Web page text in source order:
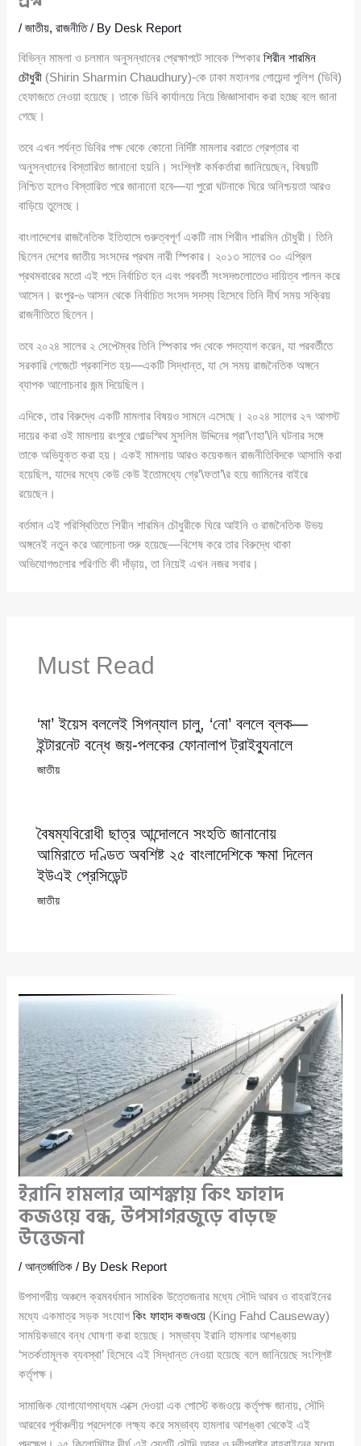
/জাতীয়,রাজনীতি/ By Desk Report
বিভিন্ন মামলা ও চলমান অনুসন্ধানের প্রেক্ষাপটে সাবেক স্পিকারশিরীন শারমিন
চৌধুরী (Shirin Sharmin Chaudhury)-কে ঢাকা মহানগর গোয়েন্দা পুলিশ (ডিবি)
হেফাজতে নেওয়া হয়েছে। তাকে ডিবি কার্যালয়ে নিয়ে জিজ্ঞাসাবাদ করা হচ্ছে বলে জানা
গেছে।
তবে এখন পর্যন্ত ডিবির পক্ষ থেকে কোনো নির্দিষ্ট মামলার বরাতে গ্রেপ্তার বা
অনুসন্ধানের বিস্তারিত জানানো হয়নি। সংশ্লিষ্ট কর্মকর্তারা জানিয়েছেন, বিষয়টি
নিশ্চিত হলেও বিস্তারিত পরে জানানো হবে—যা পুরো ঘটনাকে ঘিরে অনিশ্চয়তা আরও
বাড়িয়ে তুলেছে।
বাংলাদেশের রাজনৈতিক ইতিহাসে গুরুত্বপূর্ণ একটি নাম শিরীন শারমিন চৌধুরী। তিনি
ছিলেন দেশের জাতীয় সংসদের প্রথম নারী স্পিকার। ২০১৩ সালের ৩০ এপ্রিল
প্রথমবারের মতো এই পদে নির্বাচিত হন এবং পরবর্তী সংসদগুলোতেও দায়িত্ব পালন করে
আসেন। রংপুর-৬ আসন থেকে নির্বাচিত সংসদ সদস্য হিসেবে তিনি দীর্ঘ সময় সক্রিয়
রাজনীতিতে ছিলেন।
তবে ২০২৪ সালের ২ সেপ্টেম্বর তিনি স্পিকার পদ থেকে পদত্যাগ করেন, যা পরবর্তীতে
সরকারি গেজেটে প্রকাশিত হয়—একটি সিদ্ধান্ত, যা সে সময় রাজনৈতিক অঙ্গনে
ব্যাপক আলোচনার জন্ম দিয়েছিল।
এদিকে, তার বিরুদ্ধে একটি মামলার বিষয়ও সামনে এসেছে। ২০২৪ সালের ২৭ আগস্ট
দায়ের করা ওই মামলায় রংপুরে গোল্ডস্মিথ মুসলিম উদ্দিনের প্রা’\ণহা’\নি ঘটনার সঙ্গে
তাকে অভিযুক্ত করা হয়। একই মামলায় আরও কয়েকজন রাজনীতিবিদকে আসামি করা
হয়েছিল, যাদের মধ্যে কেউ কেউ ইতোমধ্যে গ্রে’\ফতা’\র হয়ে জামিনের বাইরে
রয়েছেন।
বর্তমান এই পরিস্থিতিতে শিরীন শারমিন চৌধুরীকে ঘিরে আইনি ও রাজনৈতিক উভয়
অঙ্গনেই নতুন করে আলোচনা শুরু হয়েছে—বিশেষ করে তার বিরুদ্ধে থাকা
অভিযোগগুলোর পরিণতি কী দাঁড়ায়, তা নিয়েই এখন নজর সবার।
Must Read
‘মা’ ইয়েস বললেই সিগন্যাল চালু, ‘নো’ বললে ব্লক—
ইন্টারনেট বন্ধে জয়-পলকের ফোনালাপ ট্রাইব্যুনালে
জাতীয়
বৈষম্যবিরোধী ছাত্র আন্দোলনে সংহতি জানানোয়
আমিরাতে দণ্ডিত অবশিষ্ট ২৫ বাংলাদেশিকে ক্ষমা দিলেন
ইউএই প্রেসিডেন্ট
জাতীয়
ইরানি হামলার আশঙ্কায় কিং ফাহাদ
কজওয়ে বন্ধ, উপসাগরজুড়ে বাড়ছে
উত্তেজনা
/আন্তর্জাতিক / By Desk Report
উপসাগরীয় অঞ্চলে ক্রমবর্ধমান সামরিক উত্তেজনার মধ্যে সৌদি আরব ও বাহরাইনের
মধ্যে একমাত্র সড়ক সংযোগকিং ফাহাদ কজওয়ে (King Fahd Causeway)
সাময়িকভাবে বন্ধ ঘোষণা করা হয়েছে। সম্ভাব্য ইরানি হামলার আশঙ্কায়
‘সতর্কতামূলক ব্যবস্থা’ হিসেবে এই সিদ্ধান্ত নেওয়া হয়েছে বলে জানিয়েছে সংশ্লিষ্ট
কর্তৃপক্ষ।
সামাজিক যোগাযোগমাধ্যম এক্সে দেওয়া এক পোস্টে কজওয়ে কর্তৃপক্ষ জানায়, সৌদি
আরবের পূর্বাঞ্চলীয় প্রদেশকে লক্ষ্য করে সম্ভাব্য হামলার আশঙ্কা থেকেই এই